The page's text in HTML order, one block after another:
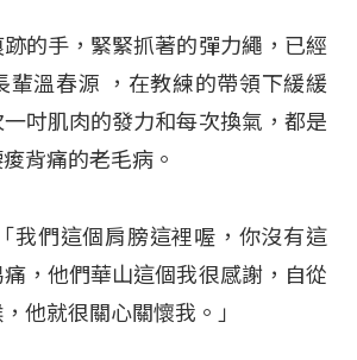
的手，緊緊抓著的彈力繩，已經
輩溫春源 ，在教練的帶領下緩緩
吋肌肉的發力和每次換氣，都是
背痛的老毛病。
我們這個肩膀這裡喔，你沒有這
，他們華山這個我很感謝，自從
他就很關心關懷我。」